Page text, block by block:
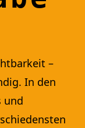
–
In den
und